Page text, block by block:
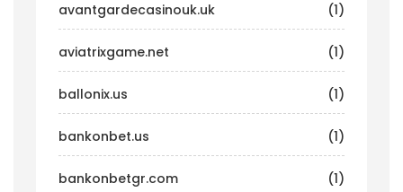
avantgardecasinouk.uk (1)
aviatrixgame.net (1)
ballonix.us (1)
bankonbet.us (1)
bankonbetgr.com (1)